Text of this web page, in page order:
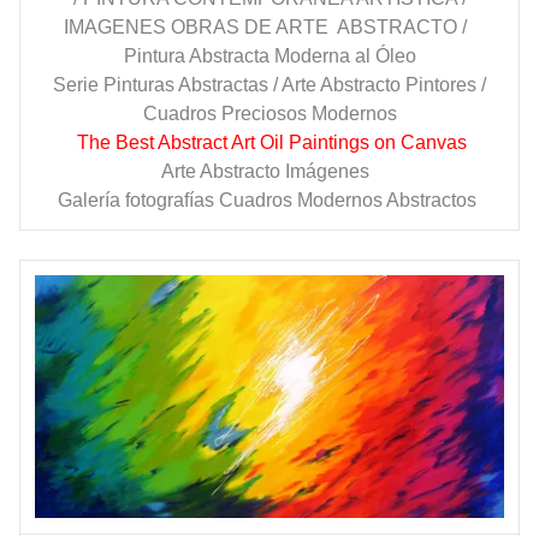
IMAGENES OBRAS DE ARTE ABSTRACTO /
Pintura Abstracta Moderna al Óleo
Serie Pinturas Abstractas / Arte Abstracto Pintores /
Cuadros Preciosos Modernos
The Best Abstract Art Oil Paintings on Canvas
Arte Abstracto Imágenes
Galería fotografías Cuadros Modernos Abstractos